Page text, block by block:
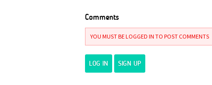
Comments
YOU MUST BE LOGGED IN TO POST COMMENTS
LOG IN SIGN UP